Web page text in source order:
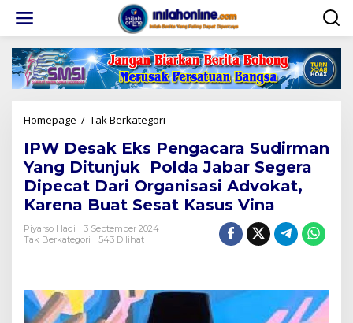
konten
Homepage / Tak Berkategori
Eks
Pengacara
Sudirman
Yang
Ditunjuk
Organisasi
IPW Desak Eks Pengacara Sudirman
Yang Ditunjuk Polda Jabar Segera
Dipecat Dari Organisasi Advokat,
Karena Buat Sesat Kasus Vina
Piyarso Hadi
3 September 2024
Tak Berkategori
543 Dilihat